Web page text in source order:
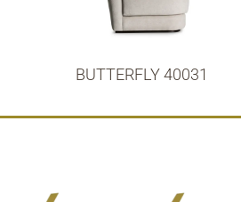
BUTTERFLY 40031